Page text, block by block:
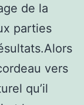
de la
parties
vers
qu’il